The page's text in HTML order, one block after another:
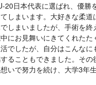
20日本代表に選ばれ、優勝
しまいます。大好きな柔
しまいましたが、手術を
にお見舞いにきてくれた
でしたが、自分はこんな
ることもできました。そ
いで努力を続け、大学3年